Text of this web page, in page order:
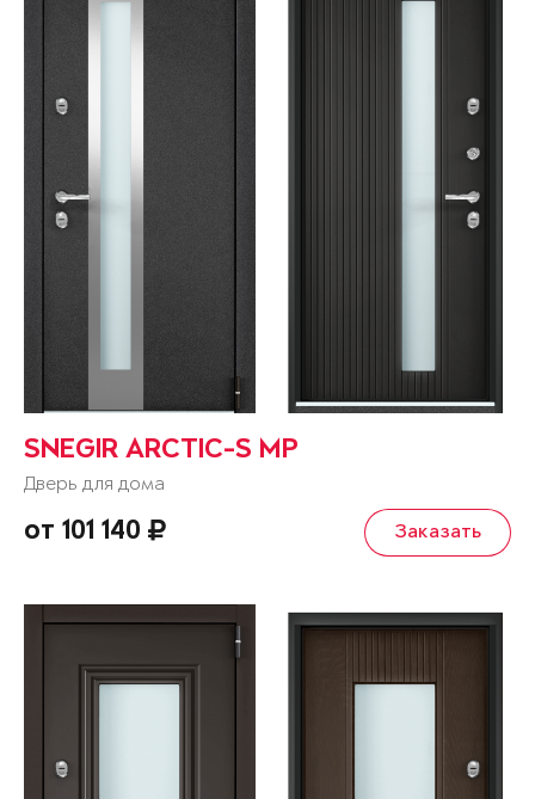
SNEGIR ARCTIC-S MP
Дверь для дома
от 101 140 Заказать